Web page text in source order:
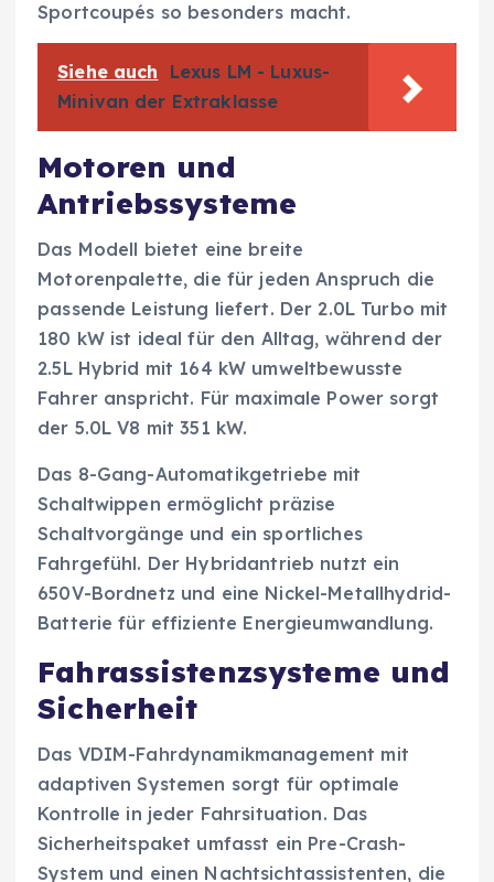
Sportcoupés so besonders macht.
Siehe auch
Lexus LM - Luxus-
Minivan der Extraklasse
Motoren und
Antriebssysteme
Das Modell bietet eine breite
Motorenpalette, die für jeden Anspruch die
passende Leistung liefert. Der 2.0L Turbo mit
180 kW ist ideal für den Alltag, während der
2.5L Hybrid mit 164 kW umweltbewusste
Fahrer anspricht. Für maximale Power sorgt
der 5.0L V8 mit 351 kW.
Das 8-Gang-Automatikgetriebe mit
Schaltwippen ermöglicht präzise
Schaltvorgänge und ein sportliches
Fahrgefühl. Der Hybridantrieb nutzt ein
650V-Bordnetz und eine Nickel-Metallhydrid-
Batterie für effiziente Energieumwandlung.
Fahrassistenzsysteme und
Sicherheit
Das VDIM-Fahrdynamikmanagement mit
adaptiven Systemen sorgt für optimale
Kontrolle in jeder Fahrsituation. Das
Sicherheitspaket umfasst ein Pre-Crash-
System und einen Nachtsichtassistenten, die